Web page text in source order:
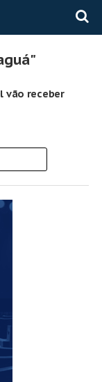
vão receber